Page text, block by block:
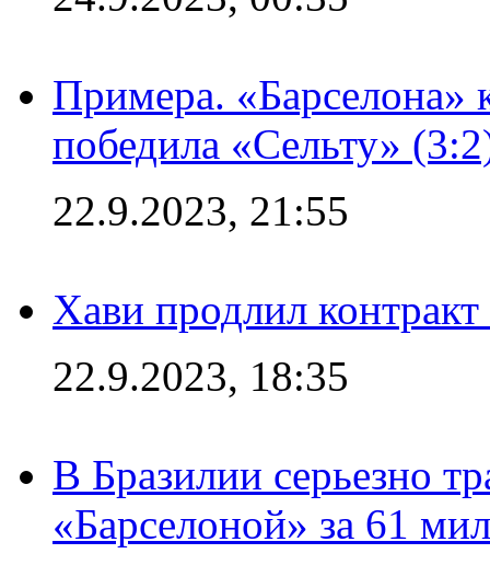
Примера. «Барселона»
победила «Сельту»
22.9.2023, 21:55
Хави продлил
22.9.2023, 18:35
В Бразилии серьезно
«Барселоной» за 61